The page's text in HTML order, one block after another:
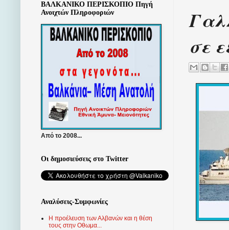
σε
ΒΑΛΚΑΝΙΚΟ ΠΕΡΙΣΚΟΠΙΟ Πηγή
Ανοιχτών Πληροφοριών
Από το 2008...
Οι δημοσιεύσεις στο Twitter
Αναλύσεις-Συμφωνίες
Η προέλευση των Αλβανών και η θέση
τους στην Οθωμα...